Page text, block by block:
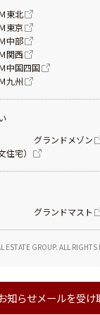
着メールを受け取る
知らせメールを受け
ESTATE GROUP. ALL RIGHTS
東北
東京
中部
関西
中国四国
九州
グランドメゾン
宅）
グランドマスト